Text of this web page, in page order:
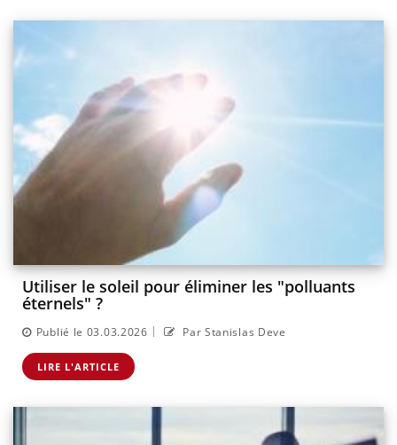
Utiliser le soleil pour éliminer les "polluants
éternels" ?
Publié le 03.03.2026 | Par Stanislas Deve
LIRE L'ARTICLE